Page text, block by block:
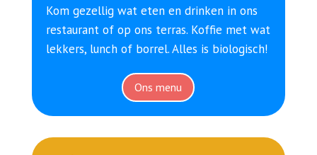
Kom gezellig wat eten en drinken in ons
restaurant of op ons terras. Koffie met wat
lekkers, lunch of borrel. Alles is biologisch!
Ons menu